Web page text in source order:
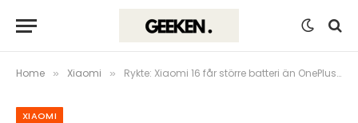
Home » Xiaomi » Rykte: Xiaomi 16 får större batteri än OnePlus 13T
XIAOMI